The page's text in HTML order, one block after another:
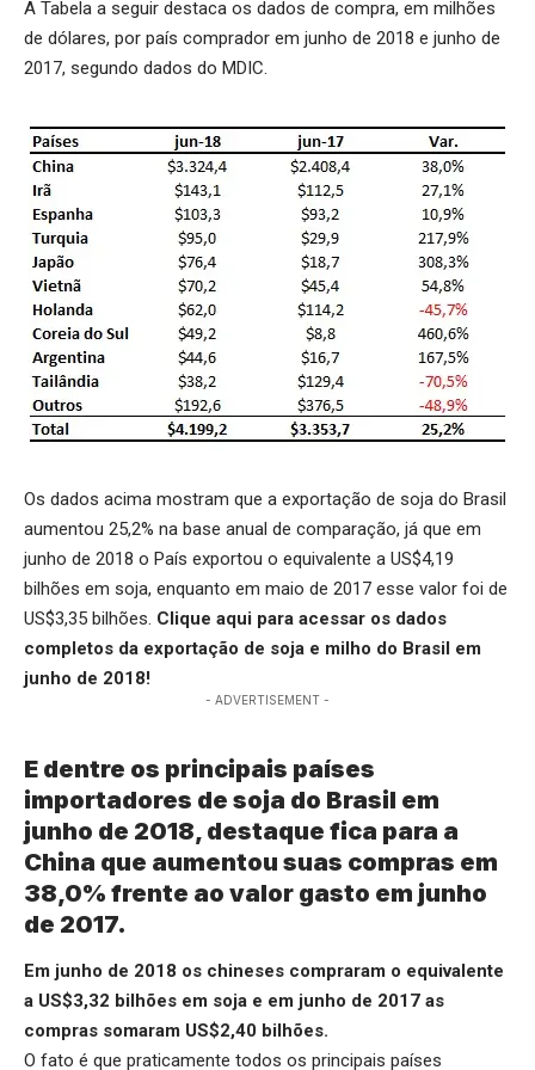
A Tabela a seguir destaca os dados de compra, em milhões
de dólares, por país comprador em junho de 2018 e junho de
2017, segundo dados do MDIC.
Os dados acima mostram que a exportação de soja do Brasil
aumentou 25,2% na base anual de comparação, já que em
junho de 2018 o País exportou o equivalente a US$4,19
bilhões em soja, enquanto em maio de 2017 esse valor foi de
US$3,35 bilhões. Clique aqui para acessar os dados
completos da exportação de soja e milho do Brasil em
junho de 2018!
- ADVERTISEMENT -
E dentre os principais países
importadores de soja do Brasil em
junho de 2018, destaque fica para a
China que aumentou suas compras em
38,0% frente ao valor gasto em junho
de 2017.
Em junho de 2018 os chineses compraram o equivalente
a US$3,32 bilhões em soja e em junho de 2017 as
compras somaram US$2,40 bilhões.
O fato é que praticamente todos os principais países